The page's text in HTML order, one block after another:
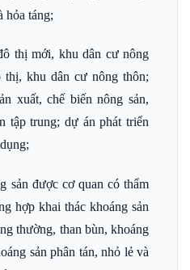
hỏa táng;
thị mới, khu dân cư nông
thị, khu dân cư nông thôn;
xuất, chế biến nông sản,
tập trung; dự án phát triển
sản được cơ quan có thẩm
hợp khai thác khoáng sản
thường, than bùn, khoáng
sản phân tán, nhỏ lẻ và